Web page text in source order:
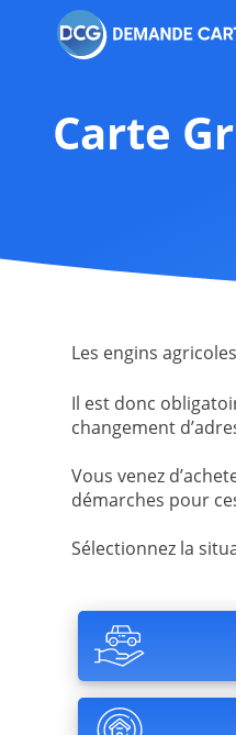
Carte
Les engins
Il est donc
changement
Vous venez
démarches pour
Sélectionnez la